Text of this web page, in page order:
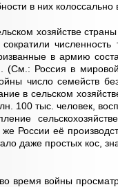
в них
хозяйстве
в армию
(См.: Россия в
число семейств
в сельском
100 тыс. человек,
России её
даже простых кос,
во время войны